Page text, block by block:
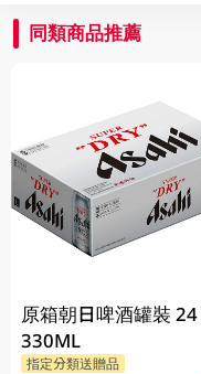
同類商品推薦
原箱朝日啤酒罐裝 24
330ML
指定分類送贈品